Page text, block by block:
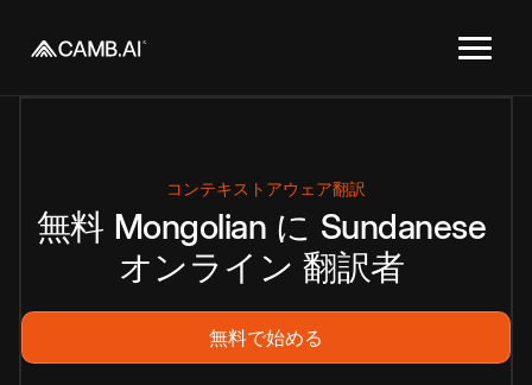
コンテキストアウェア翻訳
無料 Mongolian に Sundanese
オンライン 翻訳者
無料で始める